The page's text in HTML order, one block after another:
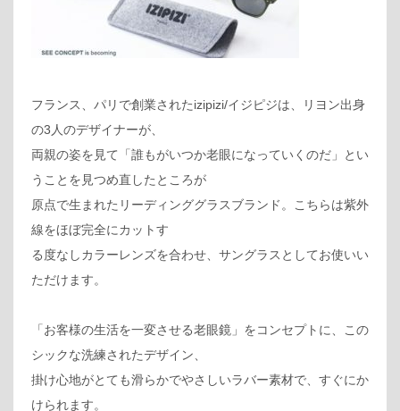
フランス、パリで創業されたizipizi/イジピジは、リヨン出身
の3人のデザイナーが、
両親の姿を見て「誰もがいつか老眼になっていくのだ」とい
うことを見つめ直したところが
原点で生まれたリーディンググラスブランド。こちらは紫外
線をほぼ完全にカットす
る度なしカラーレンズを合わせ、サングラスとしてお使いい
ただけます。
「お客様の生活を一変させる老眼鏡」をコンセプトに、この
シックな洗練されたデザイン、
掛け心地がとても滑らかでやさしいラバー素材で、すぐにか
けられます。